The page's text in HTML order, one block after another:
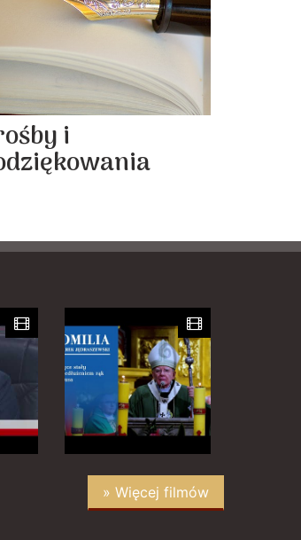
i
» Więcej filmów